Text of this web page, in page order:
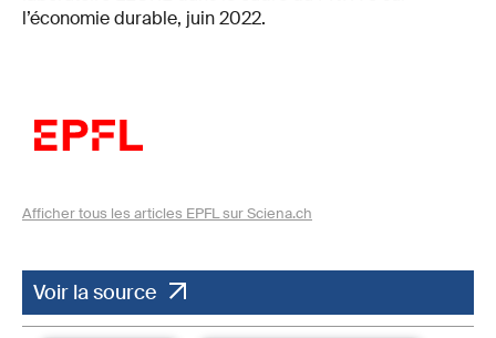
l’économie durable, juin 2022.
Afficher tous les articles EPFL sur Sciena.ch
Voir la source